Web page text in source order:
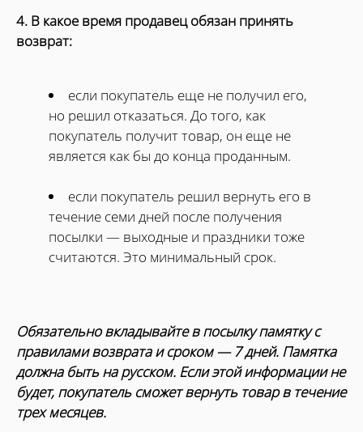
4. В какое время продавец обязан принять
возврат:
если покупатель еще не получил его,
но решил отказаться. До того, как
покупатель получит товар, он еще не
является как бы до конца проданным.
если покупатель решил вернуть его в
течение семи дней после получения
посылки — выходные и праздники тоже
считаются. Это минимальный срок.
Обязательно вкладывайте в посылку памятку с
правилами возврата и сроком — 7 дней. Памятка
должна быть на русском. Если этой информации не
будет, покупатель сможет вернуть товар в течение
трех месяцев.